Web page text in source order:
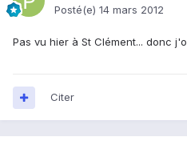
Posté(e) 14 mars 2012
Pas vu hier à St Clément... donc
Citer